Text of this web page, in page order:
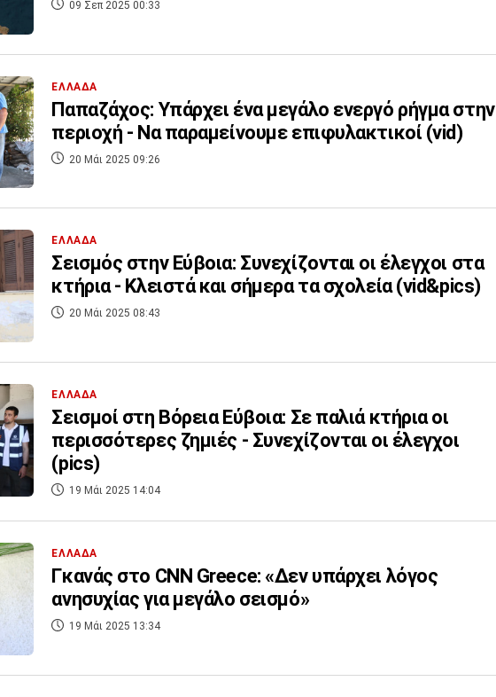
09 Σεπ 2025 00:33
ΕΛΛΑΔΑ
Παπαζάχος: Υπάρχει ένα μεγάλο ενεργό ρήγμα στην
περιοχή - Να παραμείνουμε επιφυλακτικοί (vid)
20 Μάι 2025 09:26
ΕΛΛΑΔΑ
Σεισμός στην Εύβοια: Συνεχίζονται οι έλεγχοι στα
κτήρια - Κλειστά και σήμερα τα σχολεία (vid&pics)
20 Μάι 2025 08:43
ΕΛΛΑΔΑ
Σεισμοί στη Βόρεια Εύβοια: Σε παλιά κτήρια οι
περισσότερες ζημιές - Συνεχίζονται οι έλεγχοι
(pics)
19 Μάι 2025 14:04
ΕΛΛΑΔΑ
Γκανάς στο CNN Greece: «Δεν υπάρχει λόγος
ανησυχίας για μεγάλο σεισμό»
19 Μάι 2025 13:34